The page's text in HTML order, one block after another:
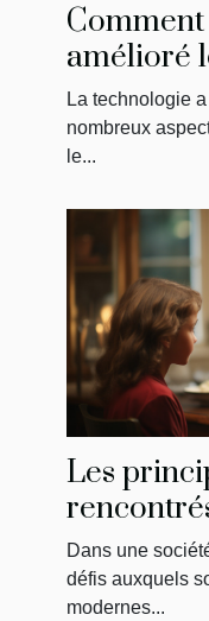
amélioré
greffe de
La technologie
nombreux
le...
Les
May
Dans une
défis auxquels
modernes...